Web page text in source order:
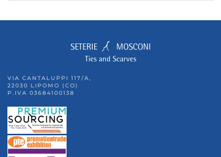
VIA CANTALUPPI 117/A,
22030 LIPOMO (CO)
P.IVA 03684100138